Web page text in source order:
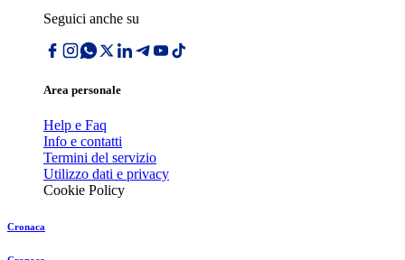
Seguici anche su
Area personale
Help e Faq
Info e contatti
Termini del servizio
Utilizzo dati e privacy
Cookie Policy
Cronaca